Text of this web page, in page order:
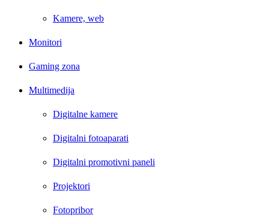
Kamere, web
Monitori
Gaming zona
Multimedija
Digitalne kamere
Digitalni fotoaparati
Digitalni promotivni paneli
Projektori
Fotopribor